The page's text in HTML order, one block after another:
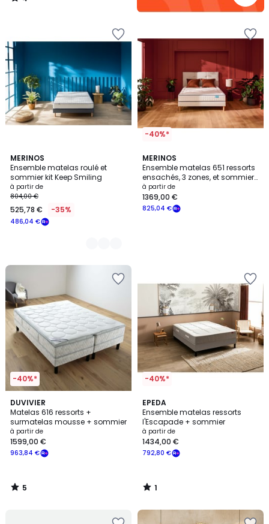
/
MERINOS
Ensemble matelas roulé et
sommier kit Keep Smiling
à partir de
486,04 €
804,00 €
525,78 € -35%
3
Couleurs
-40%*
MERINOS
Ensemble matelas 651 ressorts
ensachés, 3 zones, et sommier
Full Bed 2
à partir de
825,04 €
1369,00 €
-40%*
DUVIVIER
Matelas 616 ressorts +
surmatelas mousse + sommier
à partir de
963,84 €
1599,00 €
5
/
5
5
/
-40%*
EPEDA
Ensemble matelas ressorts
l'Escapade + sommier
à partir de
792,80 €
1434,00 €
1
/
5
1
/